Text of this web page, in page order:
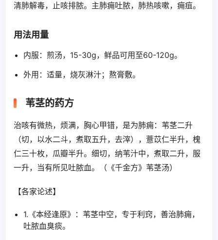
清肺解毒，止咳排脓。主肺痈吐脓，肺热咳嗽，痈疽。
用法用量
内服：煎汤，15-30g，鲜品可用至60-120g。
外用：适量，烧灰淋汁；熬膏敷。
苇茎的药方
治咳有微热，烦满，胸心甲错，是为肺痈：苇茎二升
（切，以水二斗，煮取五升，去滓），薏苡仁半升，槐
仁三十枚，瓜瓣半升。细切，纳苇汁中，煮取二升，服
一升，当有所见吐脓血。（《千金方》苇茎汤）
【各家论述】
1.《本经逢原》：苇茎中空，专于利窍，善治肺痈，
吐脓血臭痰。